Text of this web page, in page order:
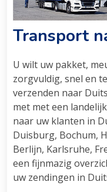
Transport
U wilt uw pakket,
zorgvuldig, snel en
verzenden naar
met met een
naar uw klanten in
Duisburg, Bochum,
Berlijn, Karlsruhe,
een fijnmazig
uw zendingen in